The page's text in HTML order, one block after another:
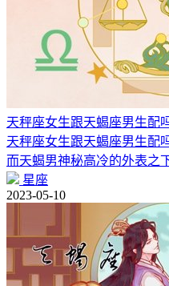
天秤座女生跟天蝎座男生配
天秤座女生跟天蝎座男生配
而天蝎男神秘高冷的外表之
星座
2023-05-10